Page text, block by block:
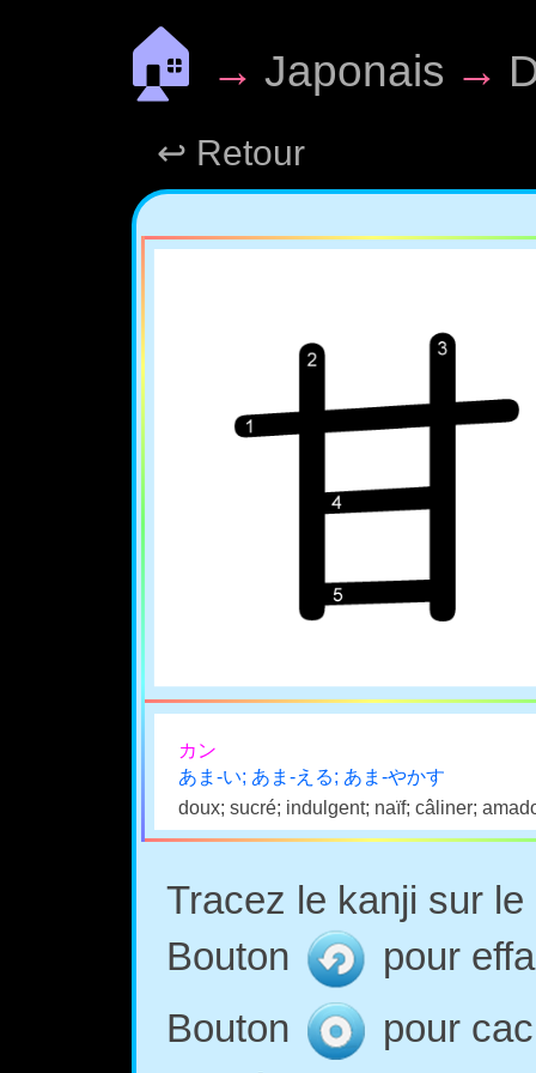
🏠 → Japonais →
↩ Retour
カン
あま-い; あま-える; あま-やかす
doux; sucré; indulgent; naïf; câliner;
Tracez le kanji sur
Bouton
pour
Bouton
pour